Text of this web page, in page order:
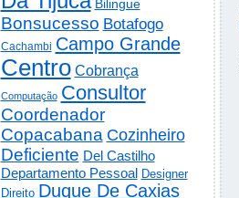
Bilingue
Bonsucesso Botafogo
Cachambi Campo Grande
Centro Cobrança
Computação Consultor
Coordenador
Copacabana Cozinheiro
Deficiente Del Castilho
Departamento Pessoal Designer
Direito Duque De Caxias